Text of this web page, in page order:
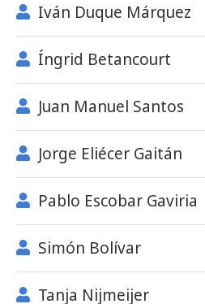
Iván Duque Márquez
Íngrid Betancourt
Juan Manuel Santos
Jorge Eliécer Gaitán
Pablo Escobar Gaviria
Simón Bolívar
Tanja Nijmeijer